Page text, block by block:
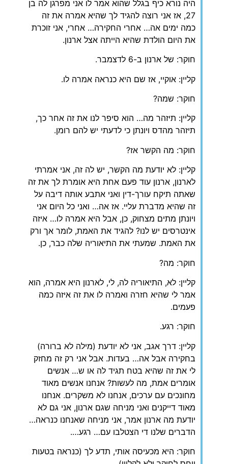
היה נורא כיף בגלל שהוא אמר לו אני מפרגן לה בן
27, אז אני רוצה להגיד לך שהיא אמרה את זה
כמה ימים אה… אחרי החקירה… אחרי, אני זוכרת
את היום הולדת שהיא הייתה אצל ארנון.
חוקר: של ארנון ב-6 לדצמבר.
קליין: אוקיי, אז שם היא כנראה אמרה לו.
חוקר: שמה?
קליין: תיזהר מה… הוא סיפר לנו את זה אחר כך,
תיזהר מהדס ויונתן כי לדעתי יש להם רומן.
חוקר: מה הקשר אז?
קליין: לא יודעת מה הקשר, יש לה זה, אני אמרתי
לארנון, ארנון עוד פעם אחת היא אומרת לך את זה
שאתה תיקח עורך-דין ואני אתבע אותה דיבה על
זה שהיא מדברת עליי. אז אה… ואני כל היום אני
ויונתן מתים מצחוק, כן, אבל היא אמרה לו… איזה
אינטרסים יש לנו? להגיד את האמת, לומר אך ורק
את האמת. שמעתי את התיאוריה שלה כבר, כן.
חוקר: מה?
קליין: לא, התיאוריה לה, לי, לארנון היא אמרה, הוא
אמר לי שהיא חזרה ואמרה לו את זה איזה כמה
פעמים.
חוקר: רגע.
קליין: דרך אגב, אני לא יודעת (מילה לא ברורה)
בחקירה אבל אה… בעדות. אבל אני רק זה מחזק
לי את זה שהיא בטח תגיד לה או ש… אנשים
אומרים אמת, מה לעשות? אנחנו אנשים מאוד
מחונכים עם ערכים, אנחנו לא משקרים. אנחנו
מאוד דייקנים ואני מניחה שגם ארנון, אני גם לא
יודעת מה ארנון אמר, אני מניחה שאנחנו כנראה…
הדברים שלנו די הצטלבו עם… רגע….
חוקר: היא מכעיסה אותי, תדע לך (כנראה בטעות